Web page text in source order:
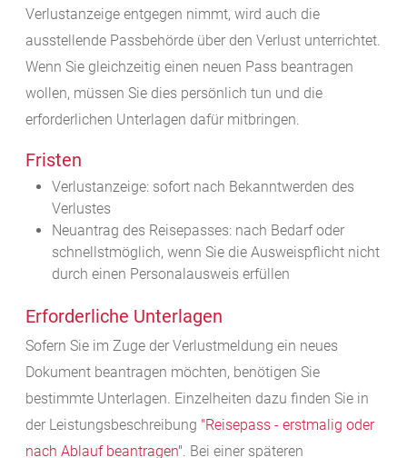
Verlustanzeige entgegen nimmt, wird auch die
ausstellende Passbehörde über den Verlust unterrichtet.
Wenn Sie gleichzeitig einen neuen Pass beantragen
wollen, müssen Sie dies persönlich tun und die
erforderlichen Unterlagen dafür mitbringen.
Fristen
Verlustanzeige: sofort nach Bekanntwerden des
Verlustes
Neuantrag des Reisepasses: nach Bedarf oder
schnellstmöglich, wenn Sie die Ausweispflicht nicht
durch einen Personalausweis erfüllen
Erforderliche Unterlagen
Sofern Sie im Zuge der Verlustmeldung ein neues
Dokument beantragen möchten, benötigen Sie
bestimmte Unterlagen. Einzelheiten dazu finden Sie in
der Leistungsbeschreibung "Reisepass - erstmalig oder
nach Ablauf beantragen". Bei einer späteren